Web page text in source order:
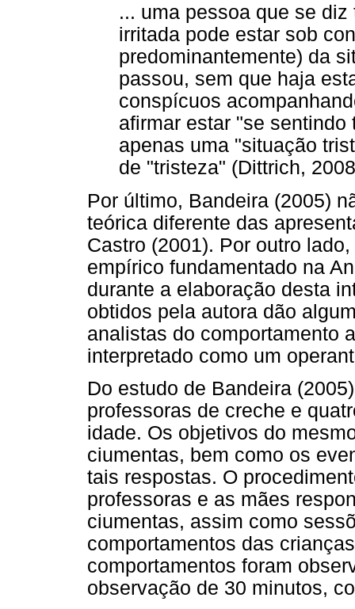
... uma pessoa que se
irritada pode estar sob
predominantemente) da
passou, sem que haja
conspícuos
afirmar estar "se
apenas uma "situação
de "tristeza" (Dittrich,
Por último, Bandeira (2005)
teórica diferente das
Castro (2001). Por outro
empírico fundamentado na
durante a elaboração desta
obtidos pela autora dão
analistas do comportamento
interpretado como um
Do estudo de Bandeira
professoras de creche e
idade. Os objetivos do
ciumentas, bem como os
tais respostas. O
professoras e as mães
ciumentas, assim como
comportamentos das
comportamentos foram
observação de 30 minutos,